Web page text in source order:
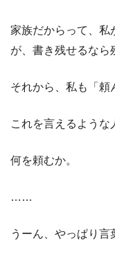
家族だからって、私
が、書き残せるなら
それから、私も「頼
これを言えるような
何を頼むか。
……
うーん、やっぱり言